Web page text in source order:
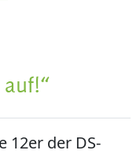
12er der DS-